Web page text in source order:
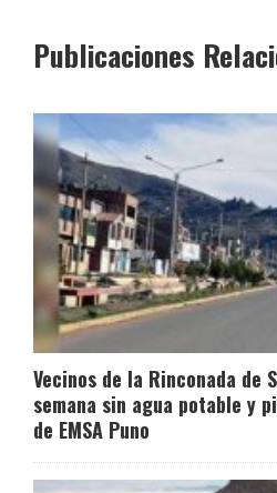
Publicaciones
Vecinos de la Rinconada de
semana sin agua potable y
de EMSA Puno